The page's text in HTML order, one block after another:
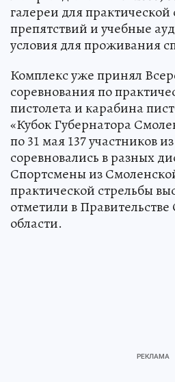
галереи для практической
препятствий и учебные
условия для проживания
Комплекс уже принял
соревнования по
пистолета и карабина
«Кубок Губернатора
по 31 мая 137 участников
соревновались в разных
Спортсмены из
практической стрельбы
отметили в
области.